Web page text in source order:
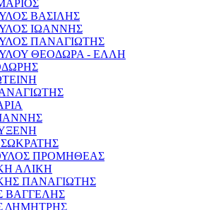
ΒΑΣΙΛΗΣ
ΙΩΑΝΝΗΣ
ΠΑΝΑΓΙΩΤΗΣ
ΘΕΟΔΩΡΑ - ΕΛΛΗ
ΠΡΟΜΗΘΕΑΣ
ΑΛΙΚΗ
ΠΑΝΑΓΙΩΤΗΣ
ΒΑΓΓΕΛΗΣ
ΔΗΜΗΤΡΗΣ